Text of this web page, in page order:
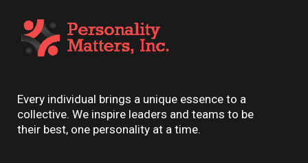
Every individual brings a unique essence to a
collective. We inspire leaders and teams to be
their best, one personality at a time.